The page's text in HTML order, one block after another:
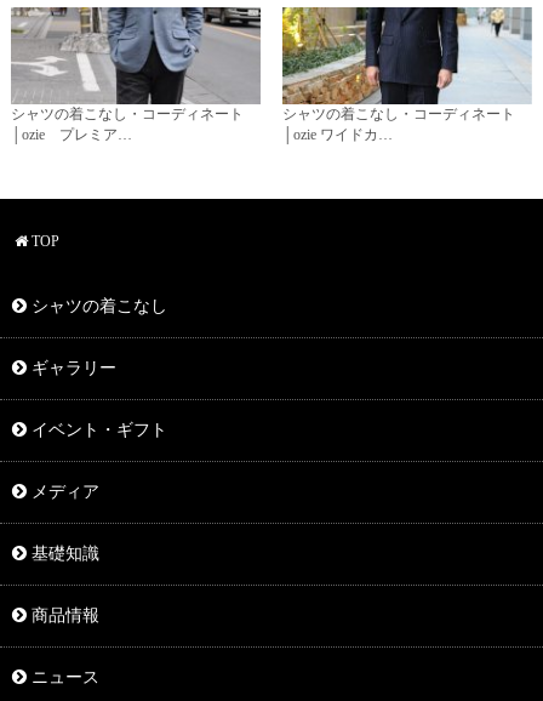
シャツの着こなし・コーディネート
│ozie プレミア…
シャツの着こなし・コーディネート
│ozie ワイドカ…
TOP
シャツの着こなし
ギャラリー
イベント・ギフト
メディア
基礎知識
商品情報
ニュース